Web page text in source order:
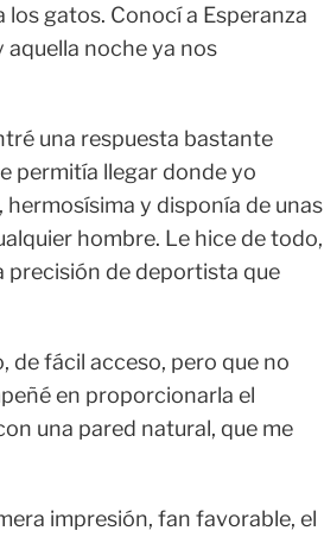
los gatos. Conocí a Esperanza
aquella noche ya nos
una respuesta bastante
permitía llegar donde yo
y disponía de unas
hombre. Le hice de todo,
precisión de deportista que
de fácil acceso, pero que no
en proporcionarla el
una pared natural, que me
impresión, fan favorable, el